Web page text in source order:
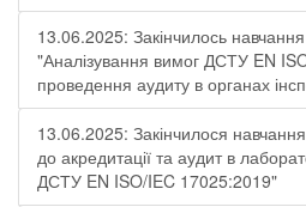
13.06.2025: Закінчилось
"Аналізування вимог ДСТУ EN
проведення аудиту в органах
13.06.2025: Закінчилося
до акредитації та аудит в
ДСТУ EN ISO/IEC 17025:2019"